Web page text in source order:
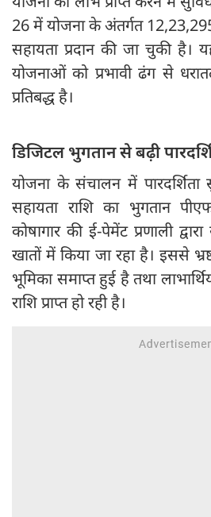
26 में योजना के अंतर्गत
सहायता प्रदान की जा चुकी है।
योजनाओं को प्रभावी ढंग से
प्रतिबद्ध है।
डिजिटल भुगतान से बढ़ी
योजना के संचालन में
सहायता राशि का भुगतान
कोषागार की ई-पेमेंट प्रणाली
खातों में किया जा रहा है। इससे
भूमिका समाप्त हुई है तथा
राशि प्राप्त हो रही है।